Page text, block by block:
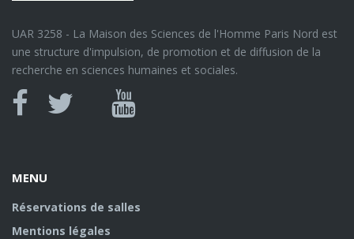
UAR 3258 - La Maison des Sciences de l'Homme Paris Nord est
une structure d'impulsion, de promotion et de diffusion de la
recherche en sciences humaines et sociales.
Canal
MENU
Réservations de salles
Mentions légales